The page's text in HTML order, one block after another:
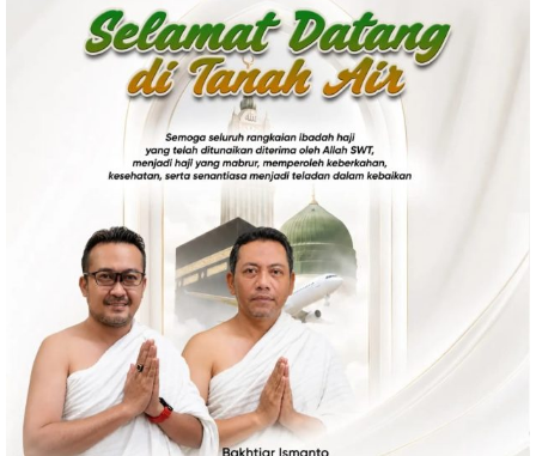
Copyright
Indonesia